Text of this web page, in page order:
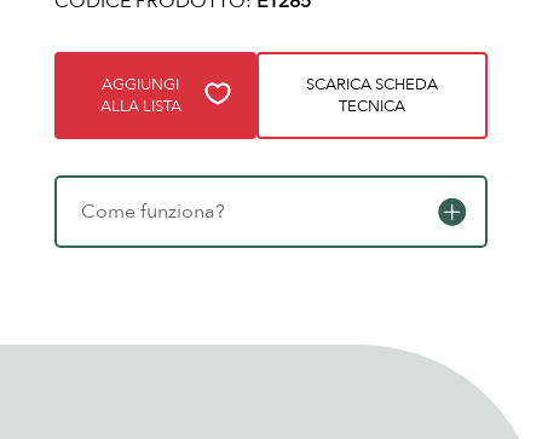
AGGIUNGI
ALLA LISTA
SCARICA SCHEDA
TECNICA
Come funziona?